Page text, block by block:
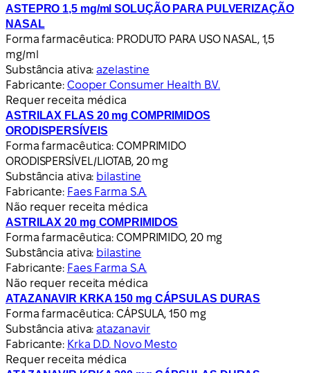
ASTEPRO 1,5 mg/ml SOLUÇÃO PARA PULVERIZAÇÃO
NASAL
Forma farmacêutica: PRODUTO PARA USO NASAL, 1,5
mg/ml
Substância ativa:azelastine
Fabricante: Cooper Consumer Health B.V.
Requer receita médica
ASTRILAX FLAS 20 mg COMPRIMIDOS
ORODISPERSÍVEIS
Forma farmacêutica: COMPRIMIDO
ORODISPERSÍVEL/LIOTAB, 20 mg
Substância ativa: bilastine
Fabricante: Faes Farma S.A.
Não requer receita médica
ASTRILAX 20 mg COMPRIMIDOS
Forma farmacêutica: COMPRIMIDO, 20 mg
Substância ativa: bilastine
Fabricante: Faes Farma S.A.
Não requer receita médica
ATAZANAVIR KRKA 150 mg CÁPSULAS DURAS
Forma farmacêutica: CÁPSULA, 150 mg
Substância ativa:atazanavir
Fabricante: Krka D.D. Novo Mesto
Requer receita médica